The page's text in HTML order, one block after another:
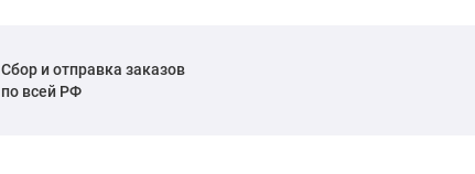
Сбор и отправка заказов
по всей РФ